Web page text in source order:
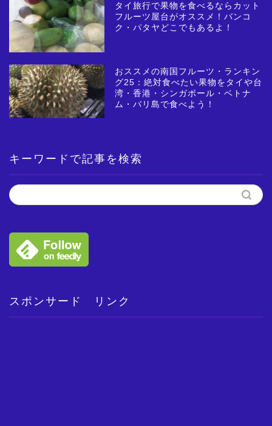
タイ旅行で果物を食べるならカット
フルーツ屋台がオススメ！バンコ
ク・パタヤどこでもあるよ！
おススメの南国フルーツ・ランキン
グ25：絶対食べたい果物をタイや台
湾・香港・シンガポール・ベトナ
ム・バリ島で食べよう！
キーワードで記事を検索
スポンサード リンク